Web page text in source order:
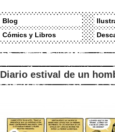
Blog
Cómics y Libros
Diario estival de un